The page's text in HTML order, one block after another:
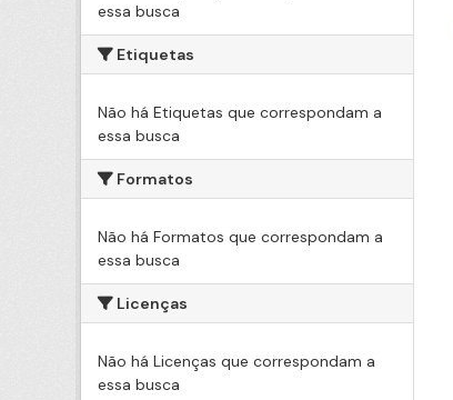
essa busca
Etiquetas
Não há Etiquetas que correspondam a
essa busca
Formatos
Não há Formatos que correspondam a
essa busca
Licenças
Não há Licenças que correspondam a
essa busca